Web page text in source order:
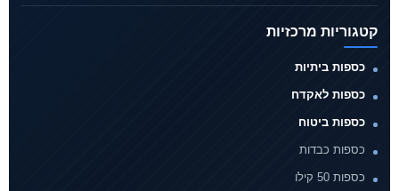
קטגוריות מרכזיות
כספות ביתיות
כספות לאקדח
כספות ביטוח
כספות כבדות
כספות 50 קילו